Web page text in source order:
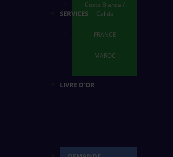
Costa Blanca /
Calida
FRANCE
MAROC
SERVICES
LIVRE D'OR